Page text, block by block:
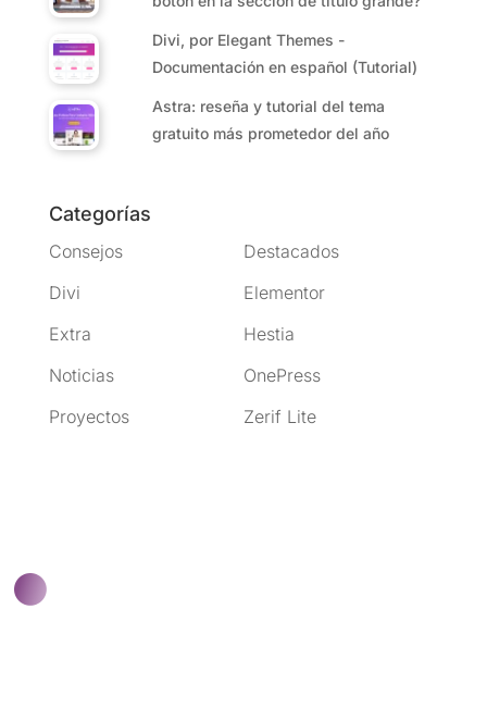
Divi, por Elegant Themes -
Documentación en español (Tutorial)
Astra: reseña y tutorial del tema
gratuito más prometedor del año
Categorías
Consejos
Destacados
Divi
Elementor
Extra
Hestia
Noticias
OnePress
Proyectos
Zerif Lite